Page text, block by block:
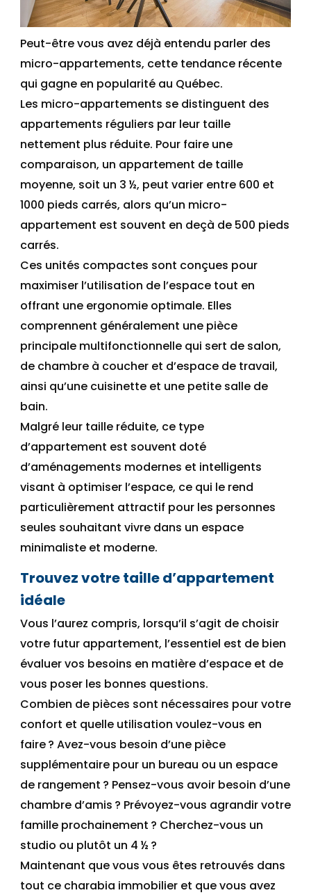
Peut-être vous avez déjà entendu parler des
micro-appartements, cette tendance récente
qui gagne en popularité au Québec.
Les micro-appartements se distinguent des
appartements réguliers par leur taille
nettement plus réduite. Pour faire une
comparaison, un appartement de taille
moyenne, soit un 3 ½, peut varier entre 600 et
1000 pieds carrés, alors qu’un micro-
appartement est souvent en deçà de 500 pieds
carrés.
Ces unités compactes sont conçues pour
maximiser l’utilisation de l’espace tout en
offrant une ergonomie optimale. Elles
comprennent généralement une pièce
principale multifonctionnelle qui sert de salon,
de chambre à coucher et d’espace de travail,
ainsi qu’une cuisinette et une petite salle de
bain.
Malgré leur taille réduite, ce type
d’appartement est souvent doté
d’aménagements modernes et intelligents
visant à optimiser l’espace, ce qui le rend
particulièrement attractif pour les personnes
seules souhaitant vivre dans un espace
minimaliste et moderne.
Trouvez votre taille d’appartement
idéale
Vous l’aurez compris, lorsqu’il s’agit de choisir
votre futur appartement, l’essentiel est de bien
évaluer vos besoins en matière d’espace et de
vous poser les bonnes questions.
Combien de pièces sont nécessaires pour votre
confort et quelle utilisation voulez-vous en
faire? Avez-vous besoin d’une pièce
supplémentaire pour un bureau ou un espace
de rangement ? Pensez-vous avoir besoin d’une
chambre d’amis ? Prévoyez-vous agrandir votre
famille prochainement ? Cherchez-vous un
studio ou plutôt un 4 ½ ?
Maintenant que vous vous êtes retrouvés dans
tout ce charabia immobilier et que vous avez